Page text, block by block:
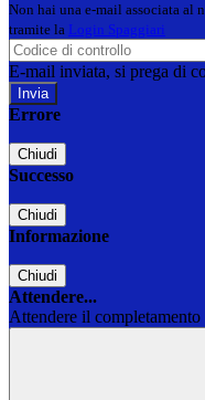
Non hai una e-mail associata al
tramite la Login Spaggiari
E-mail inviata, si prega di
Errore
Chiudi
Successo
Chiudi
Informazione
Chiudi
Attendere...
Attendere il